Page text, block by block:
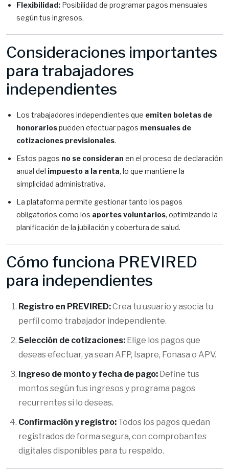
Flexibilidad: Posibilidad de programar pagos mensuales
según tus ingresos.
Consideraciones importantes
para trabajadores
independientes
Los trabajadores independientes que emiten boletas de
honorariospueden efectuar pagos mensuales de
cotizaciones previsionales.
Estos pagos no se consideran en el proceso de declaración
anual del impuesto a la renta, lo que mantiene la
simplicidad administrativa.
La plataforma permite gestionar tanto los pagos
obligatorios como los aportes voluntarios, optimizando la
planificación de la jubilación y cobertura de salud.
Cómo funciona PREVIRED
para independientes
Registro en PREVIRED:Crea tu usuario y asocia tu
perfil como trabajador independiente.
Selección de cotizaciones: Elige los pagos que
deseas efectuar, ya sean AFP, Isapre, Fonasa o APV.
Ingreso de monto y fecha de pago: Define tus
montos según tus ingresos y programa pagos
recurrentes si lo deseas.
Confirmación y registro: Todos los pagos quedan
registrados de forma segura, con comprobantes
digitales disponibles para tu respaldo.